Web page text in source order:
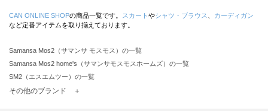
CAN ONLINE SHOPの商品一覧です。 スカート やシャツ・ブラウス
カーディガン
など定番アイテムを取り揃えております。
Samansa Mos2（サマンサ モスモス）の一覧
Samansa Mos2 home's（サマンサモスモスホームズ）の一覧
SM2（エスエムツー）の一覧
TSUHARU by Samansa Mos2（ツハルバイサマンサモスモス）の一覧
その他のブランド ＋